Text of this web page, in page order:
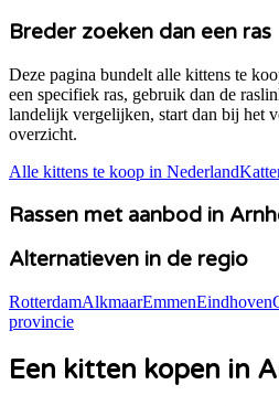
Breder zoeken dan een ras
Deze pagina bundelt alle kittens te
een specifiek ras, gebruik dan de
landelijk vergelijken, start dan bij het
overzicht.
Alle kittens te koop in Nederland
Rassen met aanbod in
Alternatieven in de regio
RotterdamAlkmaarEmmenEindhoven
provincie
Een kitten kopen in